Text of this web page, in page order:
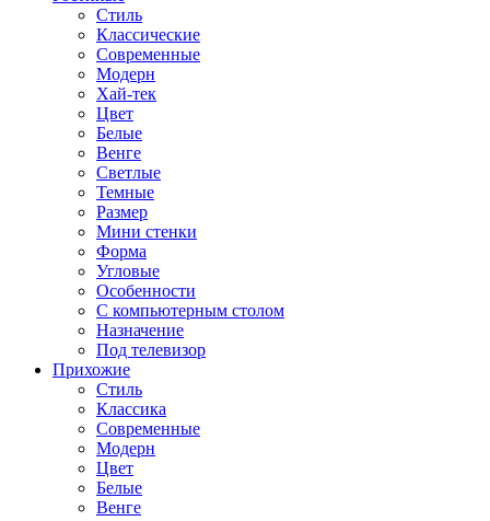
Стиль
Классические
Современные
Модерн
Хай-тек
Цвет
Белые
Венге
Светлые
Темные
Размер
Мини стенки
Форма
Угловые
Особенности
С компьютерным столом
Назначение
Под телевизор
Прихожие
Стиль
Классика
Современные
Модерн
Цвет
Белые
Венге